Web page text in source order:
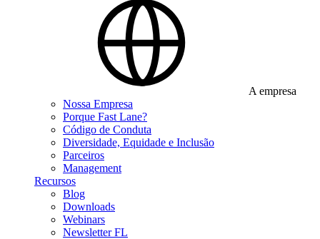
A empresa
Nossa Empresa
Porque Fast Lane?
Código de Conduta
Diversidade, Equidade e Inclusão
Parceiros
Management
Recursos
Blog
Downloads
Webinars
Newsletter FL